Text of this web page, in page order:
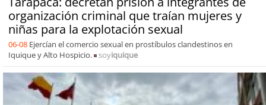
organización criminal que traían mujeres y
niñas para la explotación sexual
06-08 Ejercían el comercio sexual en prostíbulos clandestinos en
Iquique y Alto Hospicio.
soyiquique